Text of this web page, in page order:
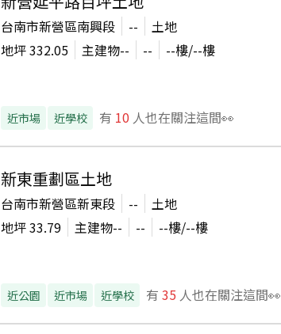
台南市新營區南興段 --
土地
地坪332.05 主建物-- -- --樓/--樓
近市場 近學校 有 10 人也在關注這間👀
新東重劃區土地
台南市新營區新東段 --
土地
地坪33.79 主建物-- -- --樓/--樓
近公園 近市場 近學校 有 35 人也在關注這間👀